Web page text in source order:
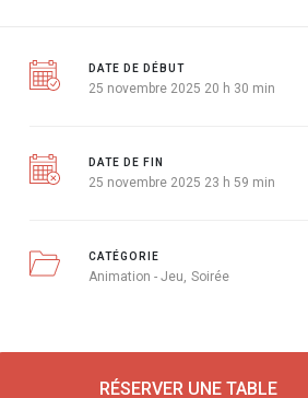
DATE DE DÉBUT
25 novembre 2025 20 h 30 min
DATE DE FIN
25 novembre 2025 23 h 59 min
CATÉGORIE
Animation - Jeu Soirée
RÉSERVER UNE TABLE